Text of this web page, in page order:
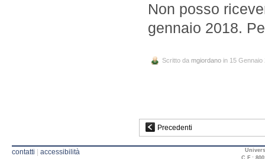
Non posso
gennaio 2018.
Scritto da mgiordano in 15 Gennaio
Precedenti
contatti accessibilità